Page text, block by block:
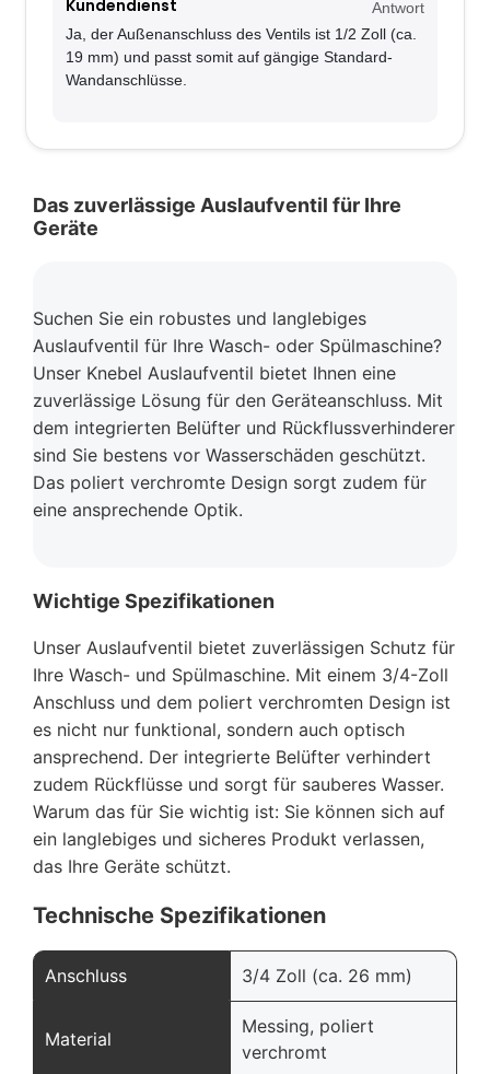
Kundendienst
Antwort
Ja, der Außenanschluss des Ventils ist 1/2 Zoll (ca.
19 mm) und passt somit auf gängige Standard-
Wandanschlüsse.
Das zuverlässige Auslaufventil für Ihre
Geräte
Suchen Sie ein robustes und langlebiges
Auslaufventil für Ihre Wasch- oder Spülmaschine?
Unser Knebel Auslaufventil bietet Ihnen eine
zuverlässige Lösung für den Geräteanschluss. Mit
dem integrierten Belüfter und Rückflussverhinderer
sind Sie bestens vor Wasserschäden geschützt.
Das poliert verchromte Design sorgt zudem für
eine ansprechende Optik.
Wichtige Spezifikationen
Unser Auslaufventil bietet zuverlässigen Schutz für
Ihre Wasch- und Spülmaschine. Mit einem 3/4-Zoll
Anschluss und dem poliert verchromten Design ist
es nicht nur funktional, sondern auch optisch
ansprechend. Der integrierte Belüfter verhindert
zudem Rückflüsse und sorgt für sauberes Wasser.
Warum das für Sie wichtig ist: Sie können sich auf
ein langlebiges und sicheres Produkt verlassen,
das Ihre Geräte schützt.
Technische Spezifikationen
Anschluss 3/4 Zoll (ca. 26 mm)
Material
Messing, poliert
verchromt